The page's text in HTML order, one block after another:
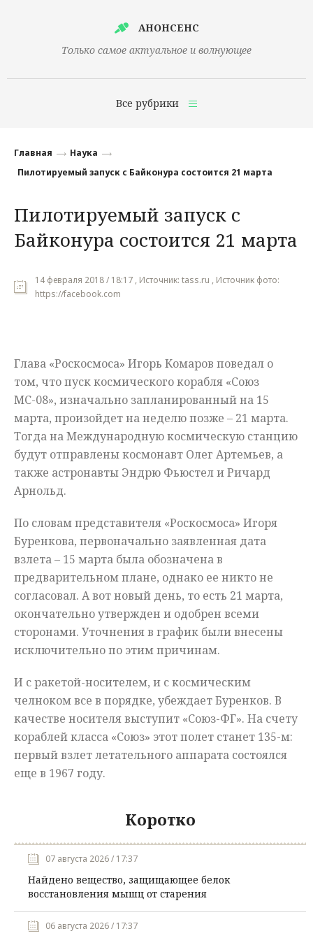
АНОНСЕНС
Только самое актуальное и волнующее
Все рубрики
Финансы
Наука
Культура
Общество
Происшествия
Главная
Наука
Пилотируемый запуск с Байконура состоится 21 марта
Пилотируемый запуск с
Байконура состоится 21 марта
14 февраля 2018 / 18:17 , Источник: tass.ru , Источник фото:
https://facebook.com
Глава «Роскосмоса» Игорь Комаров поведал о
том, что пуск космического корабля «Союз
МС-08», изначально запланированный на 15
марта, произойдет на неделю позже – 21 марта.
Тогда на Международную космическую станцию
будут отправлены космонавт Олег Артемьев, а
также астронавты Эндрю Фьюстел и Ричард
Арнольд.
По словам представителя «Роскосмоса» Игоря
Буренкова, первоначально заявленная дата
взлета – 15 марта была обозначена в
предварительном плане, однако ее никто не
согласовал. А вот новый день, то есть 21 марта,
окончательно утвержден и одобрен всеми
сторонами. Уточнения в график были внесены
исключительно по этим причинам.
И с ракетой-носителем, и с космическим
челноком все в порядке, убеждает Буренков. В
качестве носителя выступит «Союз-ФГ». На счету
кораблей класса «Союз» этот полет станет 135-м:
первый взлет летательного аппарата состоялся
еще в 1967 году.
Коротко
07 августа 2026 / 17:37
Найдено вещество, защищающее белок
восстановления мышц от старения
06 августа 2026 / 17:37